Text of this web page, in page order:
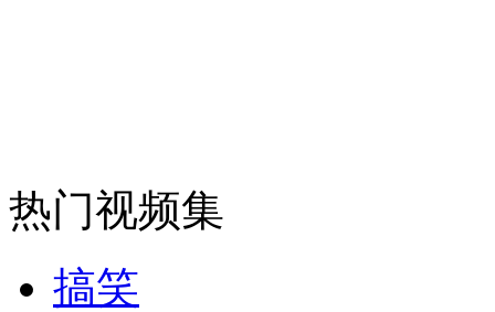
纽约上演“枕头大战”
热门视频集
搞笑